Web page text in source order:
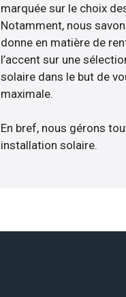
marquée sur le choix
Notamment, nous
donne en matière de
l’accent sur une
solaire dans le but de
maximale.
En bref, nous gérons
installation solaire.